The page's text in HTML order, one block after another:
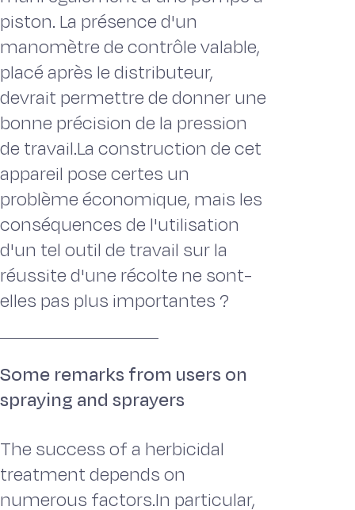
piston. La présence d'un
manomètre de contrôle valable,
placé après le distributeur,
devrait permettre de donner une
bonne précision de la pression
de travail.La construction de cet
appareil pose certes un
problème économique, mais les
conséquences de l'utilisation
d'un tel outil de travail sur la
réussite d'une récolte ne sont-
elles pas plus importantes ?
Some remarks from users on
spraying and sprayers
The success of a herbicidal
treatment depends on
numerous factors.In particular,